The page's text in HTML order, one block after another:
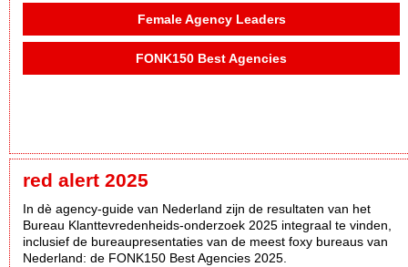
Female Agency Leaders
FONK150 Best Agencies
red alert 2025
In dè agency-guide van Nederland zijn de resultaten van het
Bureau Klanttevredenheids-onderzoek 2025 integraal te vinden,
inclusief de bureaupresentaties van de meest foxy bureaus van
Nederland: de FONK150 Best Agencies 2025.